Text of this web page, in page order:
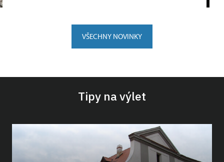
VŠECHNY NOVINKY
Tipy na výlet